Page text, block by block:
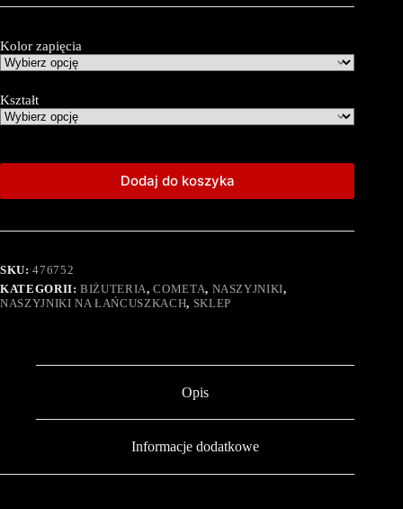
Kolor zapięcia
Kształt
Dodaj do koszyka
SKU:476752
KATEGORII:BIŻUTERIA,COMETA, NASZYJNIKI,
NASZYJNIKI NA ŁAŃCUSZKACH, SKLEP
Opis
Informacje dodatkowe